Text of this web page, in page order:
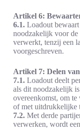
Artikel 6:
6.1.Loadout bewaart
noodzakelijk voor de
verwerkt, tenzij een
voorgeschreven.
Artikel 7: Delen
7.1.Loadout deelt
als dit noodzakelijk
overeenkomst, om
of met uitdrukkelijke
7.2.Met derde
verwerken, wordt